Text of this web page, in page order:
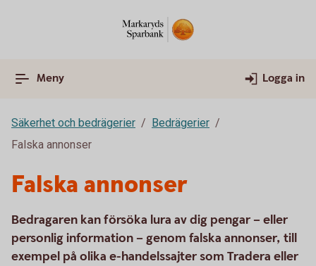
Meny Logga in
Säkerhet och bedrägerier
Bedrägerier
Falska annonser
Falska annonser
Bedragaren kan försöka lura av dig pengar – eller
personlig information – genom falska annonser, till
exempel på olika e-handelssajter som Tradera eller